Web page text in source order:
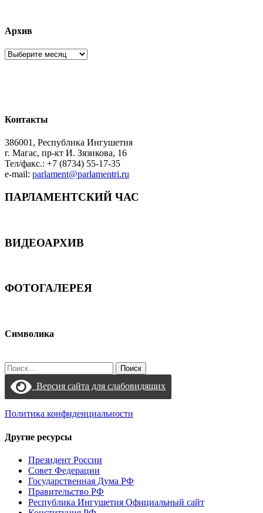
Архив
Архив
Контакты
386001, Республика Ингушетия
г. Магас, пр-кт И. Зязикова, 16
Тел/факс.: +7 (8734) 55-17-35
e-mail: parlament@parlamentri.ru
ПАРЛАМЕНТСКИЙ ЧАС
ВИДЕОАРХИВ
ФОТОГАЛЕРЕЯ
Символика
Найти:
Версия сайта для слабовидящих
Политика конфиденциальности
Другие ресурсы
Президент России
Совет Федерации
Государственная Дума РФ
Правительство РФ
Республика Ингушетия Официальный сайт